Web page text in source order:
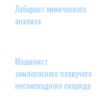
Лаборант химического
анализа
Машинист
землесосного плавучего
несамоходного снаряда